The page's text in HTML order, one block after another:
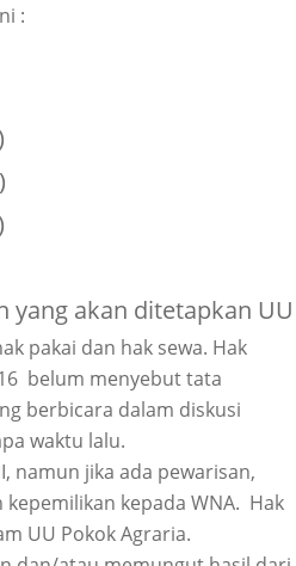
:
yang akan ditetapkan UU
pakai dan hak sewa. Hak
belum menyebut tata
berbicara dalam diskusi
waktu lalu.
namun jika ada pewarisan,
kepada WNA. Hak
UU Pokok Agraria.